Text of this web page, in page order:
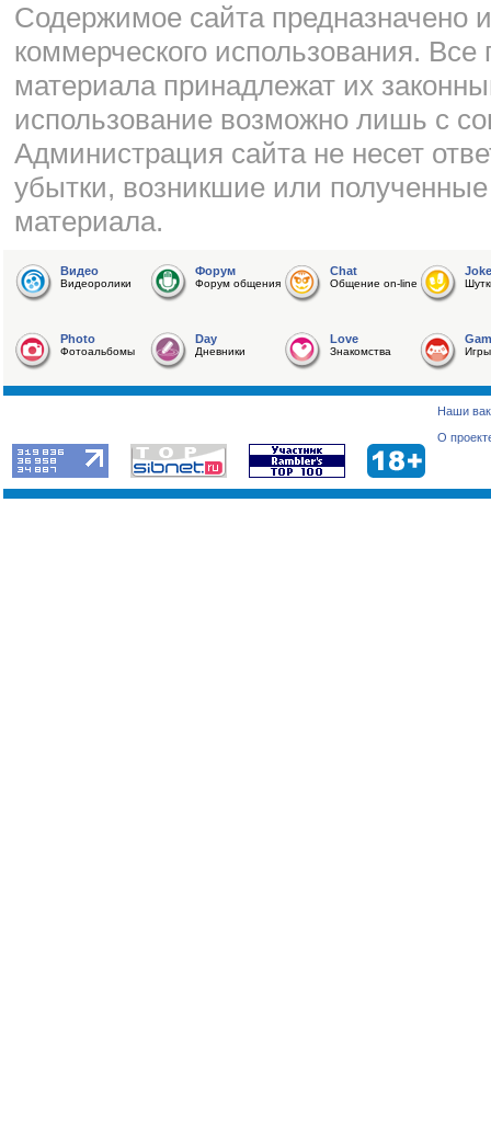
Cодержимое сайта предназначено
коммерческого использования.
материала принадлежат их
использование возможно лишь с
Администрация сайта не несет
убытки, возникшие или
материала.
Видео
Видеоролики
Форум
Форум общения
Chat
Общение on-line
Joke
Photo
Фотоальбомы
Day
Дневники
Love
Знакомства Игры
Наши
О